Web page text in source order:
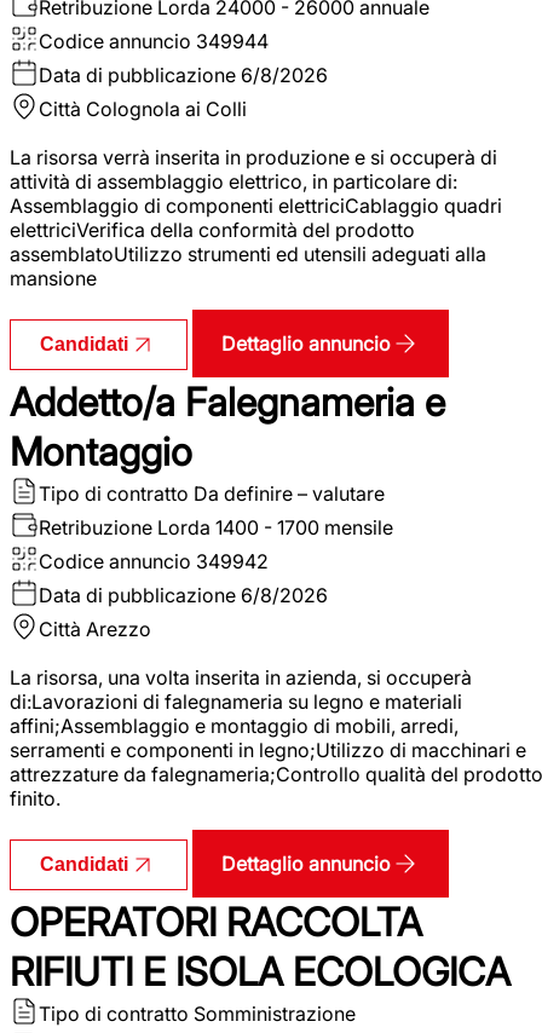
Retribuzione Lorda 24000 - 26000 annuale
Codice annuncio 349944
Data di pubblicazione 6/8/2026
Città Colognola ai Colli
La risorsa verrà inserita in produzione e si occuperà di
attività di assemblaggio elettrico, in particolare di:
Assemblaggio di componenti elettriciCablaggio quadri
elettriciVerifica della conformità del prodotto
assemblatoUtilizzo strumenti ed utensili adeguati alla
mansione
Candidati Dettaglio annuncio
Addetto/a Falegnameria e
Montaggio
Tipo di contratto Da definire – valutare
Retribuzione Lorda 1400 - 1700 mensile
Codice annuncio 349942
Data di pubblicazione 6/8/2026
Città Arezzo
La risorsa, una volta inserita in azienda, si occuperà
di:Lavorazioni di falegnameria su legno e materiali
affini;Assemblaggio e montaggio di mobili, arredi,
serramenti e componenti in legno;Utilizzo di macchinari e
attrezzature da falegnameria;Controllo qualità del prodotto
finito.
Candidati Dettaglio annuncio
OPERATORI RACCOLTA
RIFIUTI E ISOLA ECOLOGICA
Tipo di contratto Somministrazione